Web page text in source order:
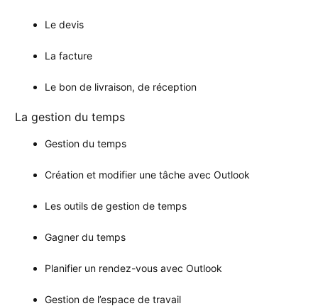
Le devis
La facture
Le bon de livraison, de réception
La gestion du temps
Gestion du temps
Création et modifier une tâche avec Outlook
Les outils de gestion de temps
Gagner du temps
Planifier un rendez-vous avec Outlook
Gestion de l’espace de travail